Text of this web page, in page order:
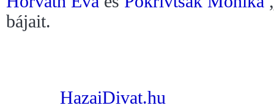
bájait.
HazaiDivat.hu